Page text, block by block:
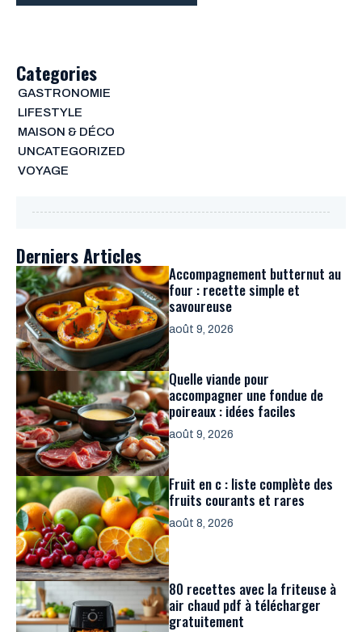
Categories
GASTRONOMIE
LIFESTYLE
MAISON & DÉCO
UNCATEGORIZED
VOYAGE
Derniers Articles
Accompagnement butternut au
four : recette simple et
savoureuse
août 9, 2026
Quelle viande pour
accompagner une fondue de
poireaux : idées faciles
août 9, 2026
Fruit en c : liste complète des
fruits courants et rares
août 8, 2026
80 recettes avec la friteuse à
air chaud pdf à télécharger
gratuitement